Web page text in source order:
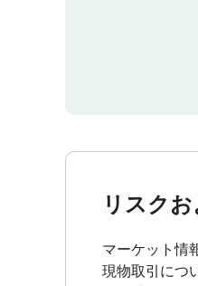
リスク
マーケット情
現物取引につ